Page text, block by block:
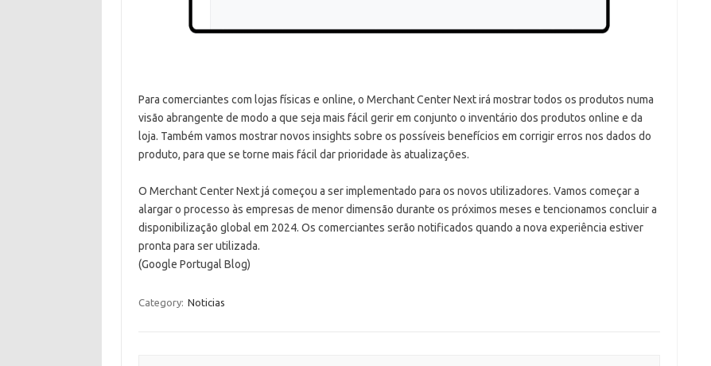
Para comerciantes com lojas físicas e online, o Merchant Center Next irá mostrar todos os produtos numa
visão abrangente de modo a que seja mais fácil gerir em conjunto o inventário dos produtos online e da
loja. Também vamos mostrar novos insights sobre os possíveis benefícios em corrigir erros nos dados do
produto, para que se torne mais fácil dar prioridade às atualizações.
O Merchant Center Next já começou a ser implementado para os novos utilizadores. Vamos começar a
alargar o processo às empresas de menor dimensão durante os próximos meses e tencionamos concluir a
disponibilização global em 2024. Os comerciantes serão notificados quando a nova experiência estiver
pronta para ser utilizada.
(Google Portugal Blog)
Category: Noticias